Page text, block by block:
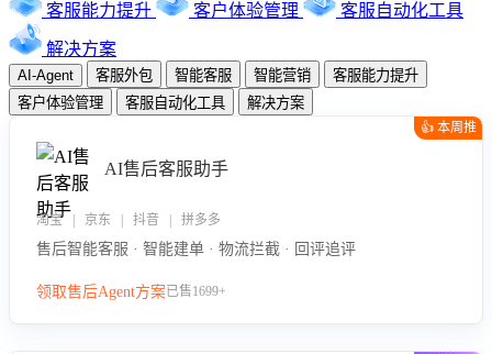
客服能力提升 客户体验管理 客服自动化工具
解决方案
AI-Agent 客服外包 智能客服 智能营销
客服能力提升
客户体验管理
客服自动化工具 解决方案
👍 本周推
AI售后客服助手
淘宝 | 京东 | 抖音 | 拼多多
售后智能客服 · 智能建单 · 物流拦截 · 回评追评
领取售后Agent方案已售1699+